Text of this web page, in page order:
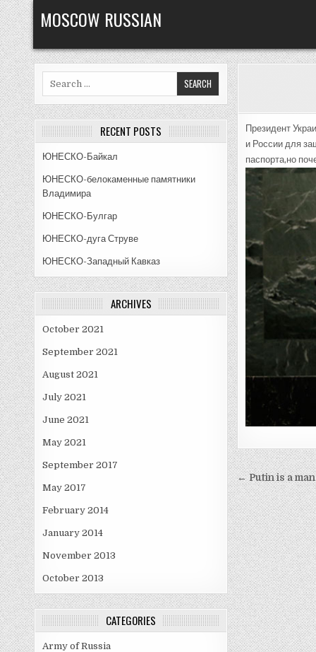
Skip
to
content
MOSCOW RUSSIAN
Президент
и России для
паспорта,но
Post
← Putin is a man
RECENT POSTS
ЮНЕСКО-Байкал
ЮНЕСКО-белокаменные памятники
Владимира
ЮНЕСКО-Булгар
ЮНЕСКО-дуга Струве
ЮНЕСКО-Западный Кавказ
ARCHIVES
October 2021
September 2021
August 2021
July 2021
June 2021
May 2021
September 2017
May 2017
February 2014
January 2014
November 2013
October 2013
CATEGORIES
Army of Russia